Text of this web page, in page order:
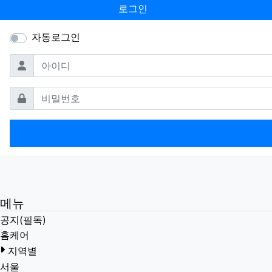
로그인
자동로그인
아이디
필수
비밀번호필수
메뉴
공지(필독)
홈케어
지역별
서울